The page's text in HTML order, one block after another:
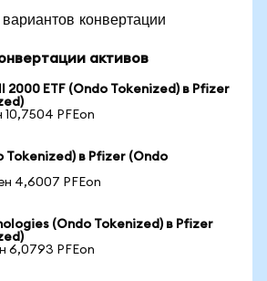
конвертации
активов
2000 ETF (Ondo Tokenized) в Pfizer
10,7504 PFEon
Tokenized) в Pfizer (Ondo
4,6007 PFEon
(Ondo Tokenized) в Pfizer
6,0793 PFEon